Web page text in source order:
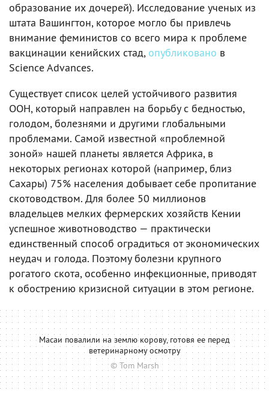
образование их дочерей). Исследование ученых из
штата Вашингтон, которое могло бы привлечь
внимание феминистов со всего мира к проблеме
вакцинации кенийских стад, опубликовано в
Science Advances.
Существует список целей устойчивого развития
ООН, который направлен на борьбу с бедностью,
голодом, болезнями и другими глобальными
проблемами. Самой известной «проблемной
зоной» нашей планеты является Африка, в
некоторых регионах которой (например, близ
Сахары) 75% населения добывает себе пропитание
скотоводством. Для более 50 миллионов
владельцев мелких фермерских хозяйств Кении
успешное животноводство — практически
единственный способ оградиться от экономических
неудач и голода. Поэтому болезни крупного
рогатого скота, особенно инфекционные, приводят
к обострению кризисной ситуации в этом регионе.
Масаи повалили на землю корову, готовя ее перед
ветеринарному осмотру
© Tom Marsh